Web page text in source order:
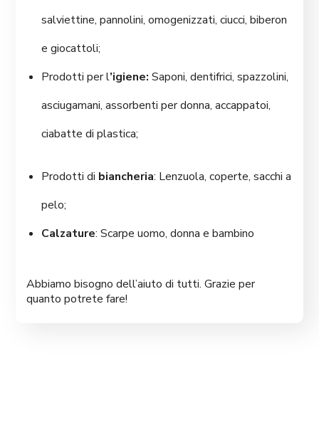
salviettine, pannolini, omogenizzati, ciucci, biberon
e giocattoli;
Prodotti per l’igiene:Saponi, dentifrici, spazzolini,
asciugamani, assorbenti per donna, accappatoi,
ciabatte di plastica;
Prodotti di biancheria: Lenzuola, coperte, sacchi a
pelo;
Calzature: Scarpe uomo, donna e bambino
Abbiamo bisogno dell’aiuto di tutti. Grazie per
quanto potrete fare!